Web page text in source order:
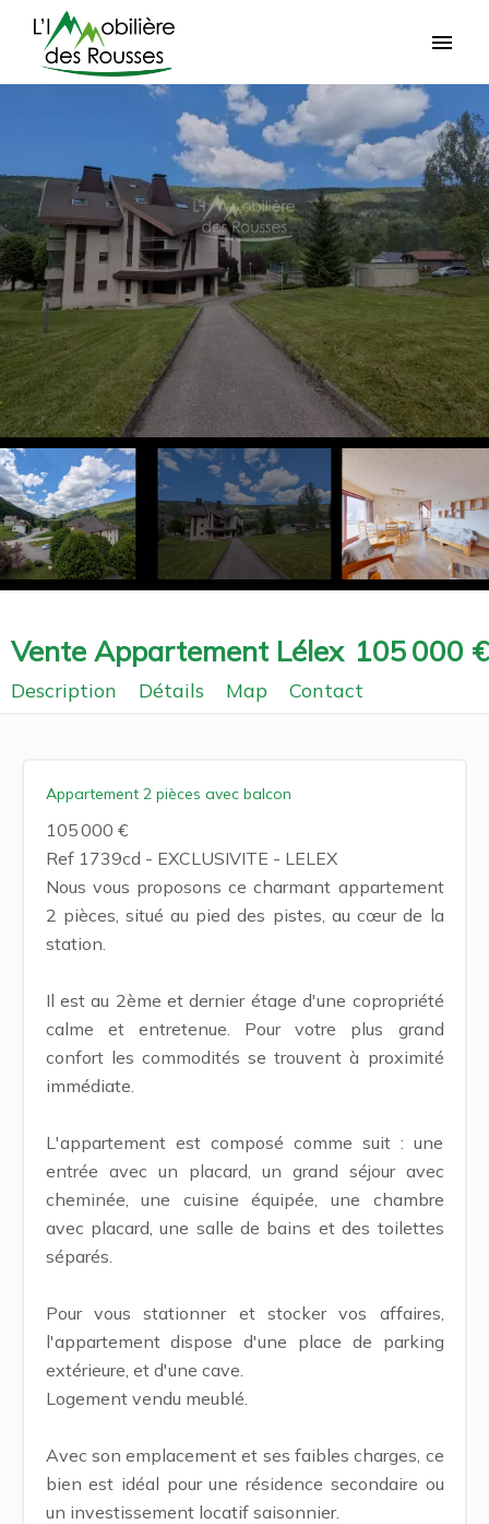
Vente Appartement Lélex 105 000 €
Description Détails Map Contact
Appartement 2 pièces avec balcon
105 000 €
Ref 1739cd - EXCLUSIVITE - LELEX
Nous vous proposons ce charmant appartement
2 pièces, situé au pied des pistes, au cœur de la
station.
Il est au 2ème et dernier étage d'une copropriété
calme et entretenue. Pour votre plus grand
confort les commodités se trouvent à proximité
immédiate.
L'appartement est composé comme suit : une
entrée avec un placard, un grand séjour avec
cheminée, une cuisine équipée, une chambre
avec placard, une salle de bains et des toilettes
séparés.
Pour vous stationner et stocker vos affaires,
l'appartement dispose d'une place de parking
extérieure, et d'une cave.
Logement vendu meublé.
Avec son emplacement et ses faibles charges, ce
bien est idéal pour une résidence secondaire ou
un investissement locatif saisonnier.